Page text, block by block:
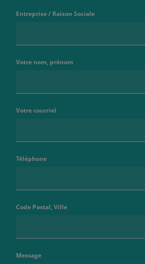
Entreprise / Raison Sociale
Votre nom, prénom
Votre courriel
Téléphone
Code Postal, Ville
Message